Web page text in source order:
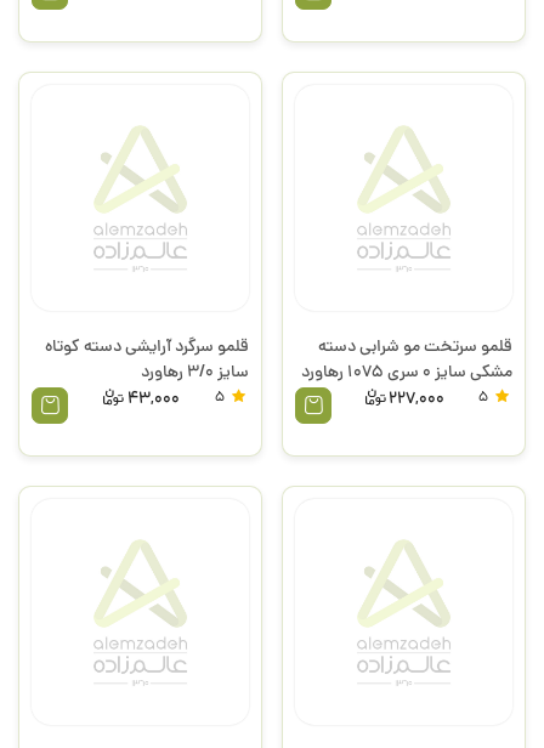
قلمو سرتخت مو شرابی دسته
مشکی سایز 0 سری 1075 رهاورد
227,000
قلمو سرگرد آرایشی دسته کوتاه
سایز 3/0 رهاورد
43,000